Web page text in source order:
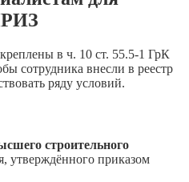
в ч. 10 ст. 55.5-1 ГрК
сотрудника внесли в реестр
ряду условий.
строительного
утверждённого приказом